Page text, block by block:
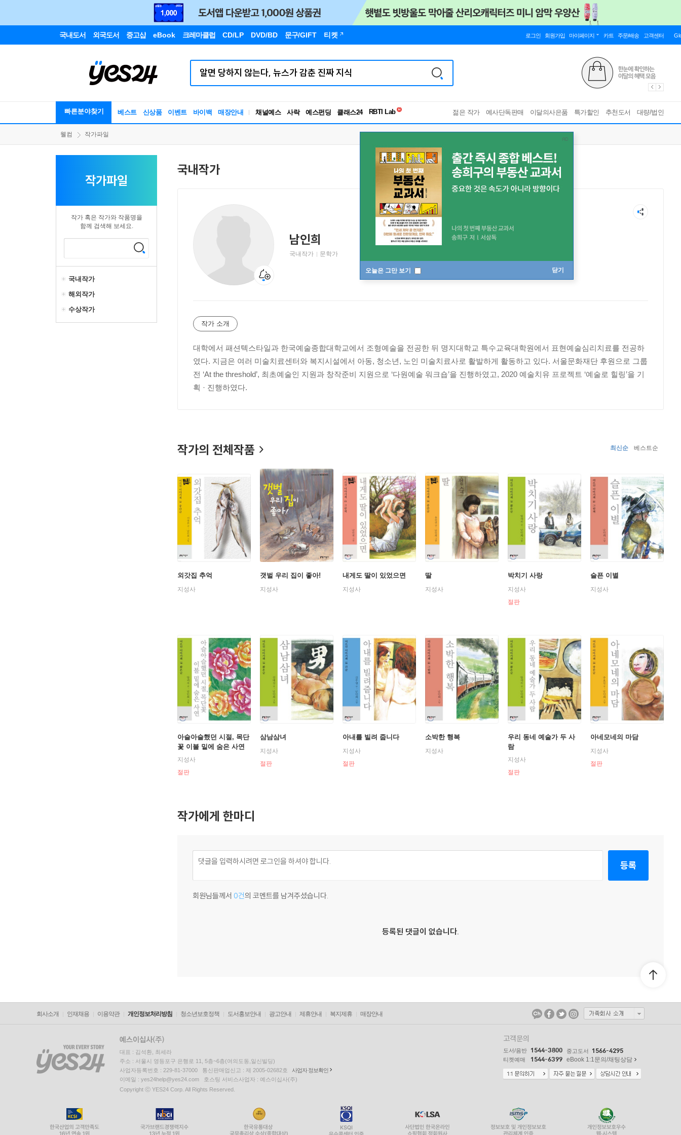
국내도서 외국도서 중고샵 eBook 크레마클럽 CD/LP DVD/BD 문구/GIFT 티켓 로그인 회원가입 마이페이지 카트 주문/배송 고객센터
빠른분야찾기 베스트 신상품 이벤트 바이백 매장안내 채널예스 사락 예스펀딩 클래스24
독서유형검사
젊은 작가 예사단독판매 이달의사은품 특가할인 추천도서 대량/법인
오늘은 그만 보기 닫기
웰컴 작가파일
작가파일
작가 혹은 작가와 작품명을
함께 검색해 보세요.
국내작가
해외작가
수상작가
국내작가
남인희
국내작가 문학가
작가 소개
대학에서 패션텍스타일과 한국예술종합대학교에서 조형예술을 전공한 뒤 명지대학교 특수교육대학원에서 표현예술심리치료를 전공하
였다. 지금은 여러 미술치료센터와 복지시설에서 아동, 청소년, 노인 미술치료사로 활발하게 활동하고 있다. 서울문화재단 후원으로 그룹
전 ‘At the threshold’, 최초예술인 지원과 창작준비 지원으로 ‘다원예술 워크숍’을 진행하였고, 2020 예술치유 프로젝트 ‘예술로 힐링’을 기
획 · 진행하였다.
작가의 전체작품 최신순 베스트순
외갓집 추억
지성사
갯벌 우리 집이 좋아!
지성사
내게도 딸이 있었으면
지성사
딸
지성사
박치기 사랑
지성사
절판
슬픈 이별
지성사
아슬아슬했던 시절, 목단
꽃 이불 밑에 숨은 사연
지성사
절판
삼남삼녀
지성사
절판
아내를 빌려 줍니다
지성사
절판
소박한 행복
지성사
우리 동네 예술가 두 사
람
지성사
절판
아네모네의 마담
지성사
절판
작가에게 한마디
등록
회원님들께서 0건의 코멘트를 남겨주셨습니다.
등록된 댓글이 없습니다.
회사소개 인재채용 이용약관 개인정보처리방침 청소년보호정책 도서홍보안내 광고안내 제휴안내 복지제휴 매장안내
대표 : 김석환, 최세라
주소 : 서울시 영등포구 은행로 11, 5층~6층(여의도동,일신빌딩)
사업자등록번호 : 229-81-37000 통신판매업신고 : 제 2005-02682호
사업자 정보확인
이메일 : yes24help@yes24.com 호스팅 서비스사업자 : 예스이십사(주)
Copyright ⓒ YES24 Corp. All Rights Reserved.
고객문의
도서/음반 1544-3800 중고도서 1566-4295
티켓예매 1544-6399 eBook 1:1문의/채팅상담